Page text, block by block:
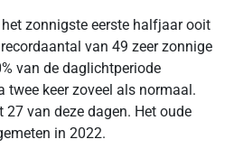
zonnigste eerste halfjaar ooit
van 49 zeer zonnige
van de daglichtperiode
twee keer zoveel als normaal.
van deze dagen. Het oude
in 2022.